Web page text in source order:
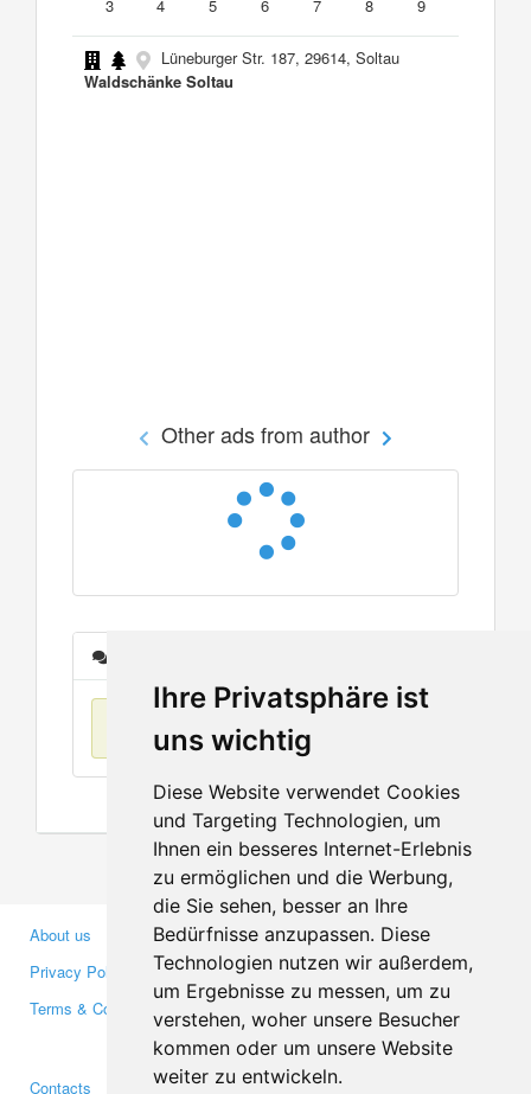
Ihre Privatsphäre ist
uns wichtig
Diese Website verwendet Cookies
und Targeting Technologien, um
Ihnen ein besseres Internet-Erlebnis
zu ermöglichen und die Werbung,
die Sie sehen, besser an Ihre
Bedürfnisse anzupassen. Diese
Technologien nutzen wir außerdem,
um Ergebnisse zu messen, um zu
verstehen, woher unsere Besucher
kommen oder um unsere Website
weiter zu entwickeln.
3
4 5 6 7 8 9
Lüneburger Str. 187, 29614, Soltau
Waldschänke Soltau
Other ads from author
No items found
About us
Privacy Policy
Terms & Conditions
Business Partners
Investors
Media
Contacts
Facebook